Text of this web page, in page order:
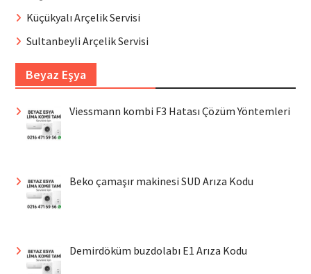
Küçükyalı Arçelik Servisi
Sultanbeyli Arçelik Servisi
Beyaz Eşya
Viessmann kombi F3 Hatası Çözüm Yöntemleri
Beko çamaşır makinesi SUD Arıza Kodu
Demirdöküm buzdolabı E1 Arıza Kodu